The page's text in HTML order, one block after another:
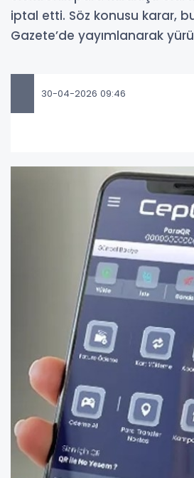
iptal etti. Söz konusu karar,
Gazete’de yayımlanarak
30-04-2026 09:46